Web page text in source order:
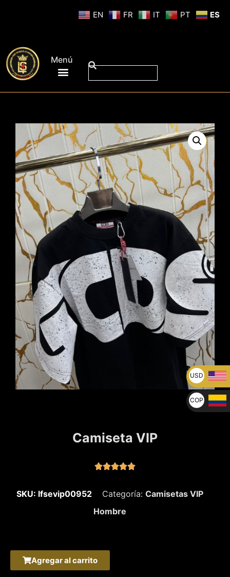
Menú
Camiseta VIP

SKU: lfsevip00952 Categoría: Camisetas VIP
Hombre
Agregar al carrito
EN FR IT PT ES
USD
U$
COP
$